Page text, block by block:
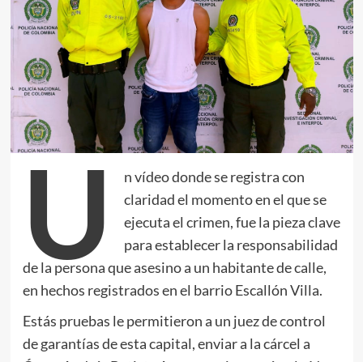
U
n vídeo donde se registra con
claridad el momento en el que se
ejecuta el crimen, fue la pieza clave
para establecer la responsabilidad
de la persona que asesino a un habitante de calle,
en hechos registrados en el barrio Escallón Villa.
Estás pruebas le permitieron a un juez de control
de garantías de esta capital, enviar a la cárcel a